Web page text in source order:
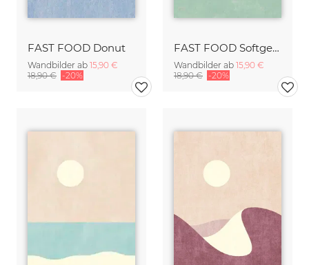
FAST FOOD Donut
Wandbilder ab 15,90 €
18,90 € -20%
FAST FOOD Softgetränk
Wandbilder ab 15,90 €
18,90 € -20%